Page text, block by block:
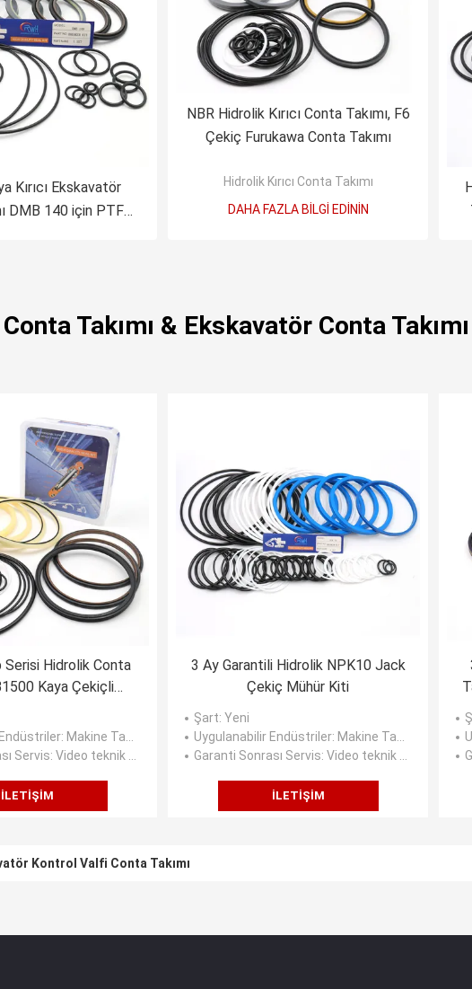
Kırıcı Ekskavatör
DMB 140 için PTFE
NBR Hidrolik Kırıcı Conta Takımı, F6
Çekiç Furukawa Conta Takımı
Hidrolik Kırıcı Conta Takımı
DAHA FAZLA BILGI EDININ
Takımı & Ekskavatör Conta
Hidrolik Conta
Kaya Çekiçli
: Makine Tamirhaneleri, Üretim Tesisi, Perakende, İnşaat işleri, Enerji ve Madencilik
Servis: Video teknik desteği, Çevrimiçi destek
İLETIŞIM
3 Ay Garantili Hidrolik NPK10 Jack
Çekiç Mühür Kiti
Şart: Yeni
Uygulanabilir Endüstriler: Makine Tamirhaneleri, Üretim Tesisi, Perakende, İnşaat işleri, Enerji ve Madencilik
Garanti Sonrası Servis: Video teknik desteği, Çevrimiçi destek
İLETIŞIM
Kontrol Valfi Conta Takımı